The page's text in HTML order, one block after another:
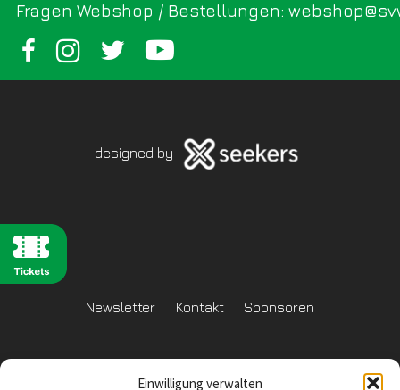
Einwilligung verwalten
Fragen Webshop / Bestellungen:
designed by
Newsletter Kontakt Sponsoren